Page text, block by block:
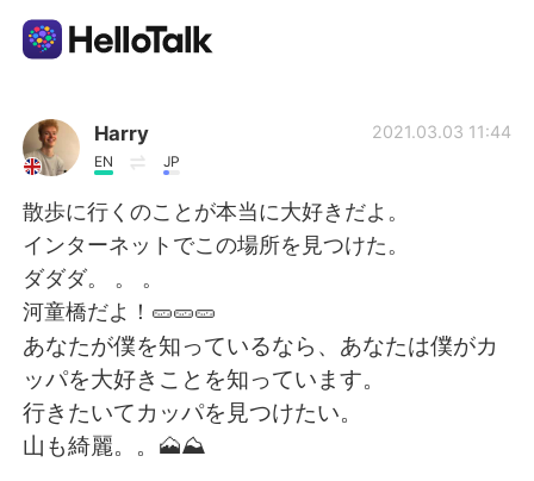
Language Exchange App
AI Grammar Checker
English
简体中文 繁體中文
Español العربية
Harry
EN JP
2021.03.03 11:44
散歩に行くのことが本当に大好きだよ。
インターネットでこの場所を見つけた。
ダダダ。 。 。
河童橋だよ！🥒🥒🥒
あなたが僕を知っているなら、あなたは僕がカ
ッパを大好きことを知っています。
行きたいてカッパを見つけたい。
山も綺麗。。🗻⛰️